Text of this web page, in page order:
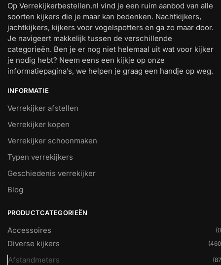
Op Verrekijkerbestellen.nl vind je een ruim aanbod van alle
soorten kijkers die je maar kan bedenken. Nachtkijkers,
jachtkijkers, kijkers voor vogelspotters en ga zo maar door.
Je navigeert makkelijk tussen de verschillende
categorieën. Ben je er nog niet helemaal uit wat voor kijker
je nodig hebt? Neem eens een kijkje op onze
informatiepagina’s, we helpen je graag een handje op weg.
INFORMATIE
Verrekijker afstellen
Verrekijker kopen
Verrekijker schoonmaken
Typen verrekijkers
Geschiedenis verrekijker
Blog
PRODUCTCATEGORIEËN
Accessoires
Diverse kijkers
Afstandmeters